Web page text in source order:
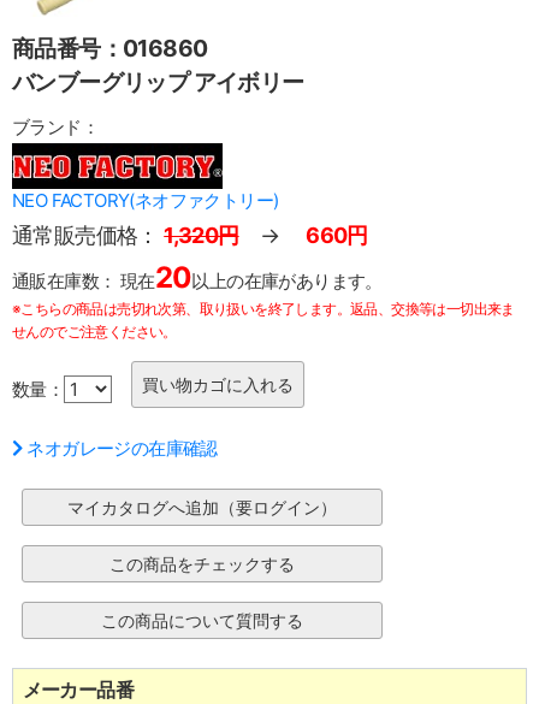
商品番号：016860
バンブーグリップ アイボリー
ブランド：
NEO FACTORY(ネオファクトリー)
通常販売価格： 1,320円→660円
通販在庫数： 現在20以上の在庫があります。
※こちらの商品は売切れ次第、取り扱いを終了します。返品、交換等は一切出来ま
せんのでご注意ください。
数量：
ネオガレージの在庫確認
メーカー品番